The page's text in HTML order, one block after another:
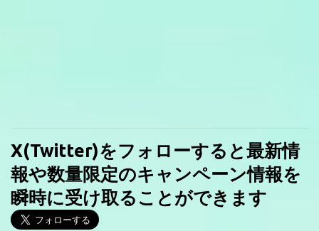
X(Twitter)をフォローすると最新情
報や数量限定のキャンペーン情報を
瞬時に受け取ることができます